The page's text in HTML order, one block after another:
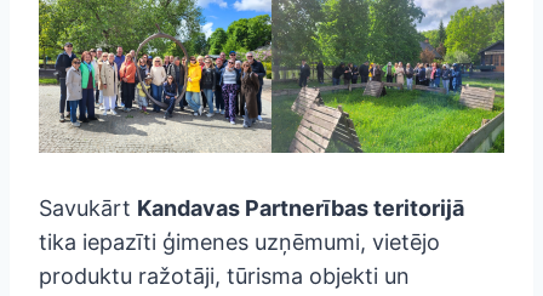
Savukārt Kandavas Partnerības teritorijā
tika iepazīti ģimenes uzņēmumi, vietējo
produktu ražotāji, tūrisma objekti un